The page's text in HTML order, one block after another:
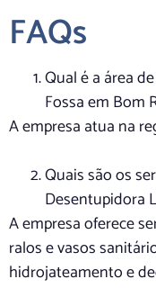
FAQs
Qual é a área
Fossa em Bom
A empresa atua na
Quais são os
Desentupidora
A empresa oferece
ralos e vasos
hidrojateamento e